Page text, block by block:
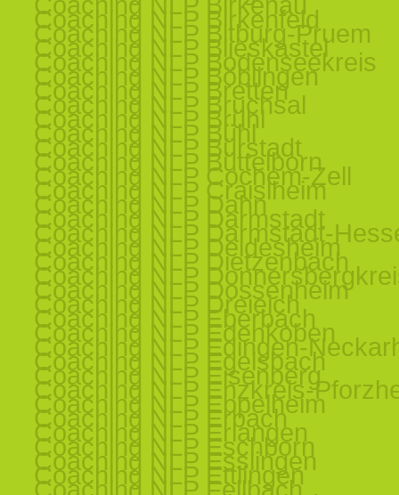
Coaching NLP Birkenfeld
Coaching NLP Bitburg-Pruem
Coaching NLP Blieskastel
Coaching NLP Bodenseekreis
Coaching NLP Böblingen
Coaching NLP Bretten
Coaching NLP Bruchsal
Coaching NLP Brühl
Coaching NLP Bühl
Coaching NLP Bürstadt
Coaching NLP Büttelborn
Coaching NLP Cochem-Zell
Coaching NLP Craislheim
Coaching NLP Dahn
Coaching NLP Darmstadt
Coaching NLP Darmstadt-
Coaching NLP Deidesheim
Coaching NLP Dietzenbach
Coaching NLP
Coaching NLP Dossenheim
Coaching NLP Dreieich
Coaching NLP Eberbach
Coaching NLP Edenkoben
Coaching NLP Edingen-
Coaching NLP Egelsbach
Coaching NLP Eisenberg
Coaching NLP Enzkreis-
Coaching NLP Eppelheim
Coaching NLP Erbach
Coaching NLP Erlangen
Coaching NLP Eschborn
Coaching NLP Esslingen
Coaching NLP Ettlingen